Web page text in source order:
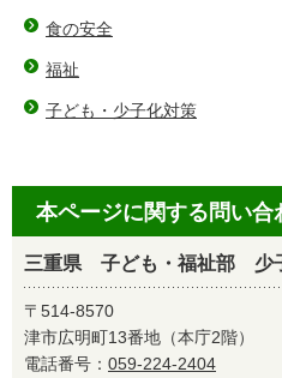
食の安全
福祉
子ども・少子化対策
本ページに関する問い合
三重県 子ども・福祉部 少
〒514-8570
津市広明町13番地（本庁2階）
電話番号： 059-224-2404